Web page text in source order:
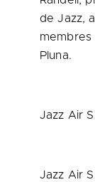
de Jazz,
membres
Pluna.
Jazz Air
Jazz Air